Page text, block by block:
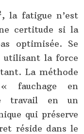
la fatigue n’est
certitude si la
optimisée. Se
utilisant la force
La méthode
fauchage en
travail en un
qui préserve
réside dans le